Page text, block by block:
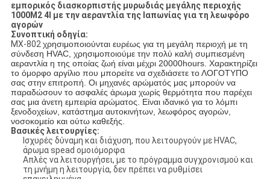
εμπορικός διασκορπιστής μυρωδιάς μεγάλης περιοχής
1000M2 4l με την αεραντλία της Ιαπωνίας για τη λεωφόρο
αγορών
Συνοπτική οδηγία:
MX-802χρησιμοποιούνται ευρέως για τη μεγάλη περιοχή με τη
σύνδεση HVAC, χρησιμοποιούμε την πολύ καλή συμπιεσμένη
αεραντλία η της οποίας ζωή είναι μέχρι 20000hours. Χαρακτηρίζει
το όμορφο αργίλιο που μπορείτε να σχεδιάσετε το ΛΟΓΟΤΥΠΟ
σας στην επιτροπή. Οι μηχανές αρώματός μας μπορούν να
παραδώσουν το ασφαλές άρωμα χωρίς θερμότητα που παρέχει
σας μια άνετη εμπειρία αρώματος. Είναι ιδανικό για το λόμπι
ξενοδοχείων, κατάστημα αυτοκινήτων, λεωφόρος αγορών,
νοσοκομείο και ούτω καθεξής.
Βασικές λειτουργίες:
Ισχυρές δύναμη και διάχυση, που λειτουργούν με HVAC,
άρωμα spead ομοιόμορφα
Απλές να λειτουργήσει, με το πρόγραμμα συγχρονισμού και
τη μνήμη η λειτουργία, δεν πρέπει να ρυθμίσει